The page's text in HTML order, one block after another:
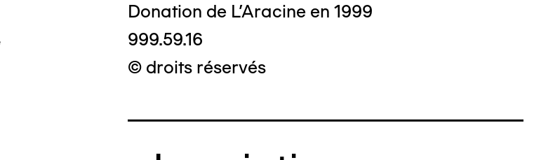
Donation de L'Aracine en 1999
999.59.16
© droits réservés